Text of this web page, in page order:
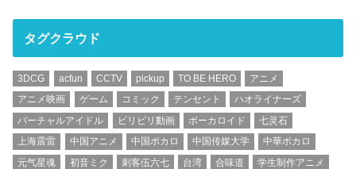
タグクラウド
3DCG acfun CCTV pickup TO BE HERO
アニメ
アニメ映画
ゲーム コミック テンセント
ハオライナーズ
バーチャルアイドル
ビリビリ動画 ボーカロイド
七灵石
上海震雷
中国アニメ 中国ボカロ 中国传媒大学
中華ボカロ
元气星魂
初音ミク 刺客伍六七 台湾 合味道
学生制作アニメ